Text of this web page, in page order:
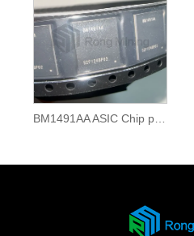
BM1491AA ASIC Chip para el modelo de máquina Antminer L9